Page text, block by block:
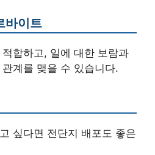
바이트
합하고, 일에 대한 보람과
계를 맺을 수 있습니다.
싶다면 전단지 배포도 좋은